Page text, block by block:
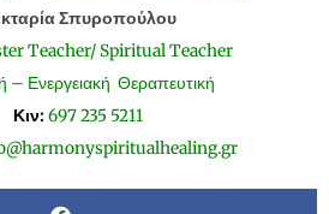
Σπυροπούλου
Teacher/ Spiritual Teacher
– Ενεργειακή Θεραπευτική
Κιν: 697 235 5211